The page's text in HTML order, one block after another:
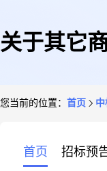
关于其它
您当前的位置： 首页
首页 招标预